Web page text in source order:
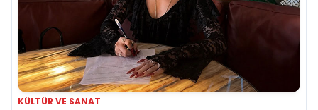
KÜLTÜR VE SANAT